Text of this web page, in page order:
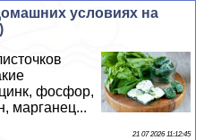
условиях на
фосфор,
марганец...
21 07 2026 11:12:45